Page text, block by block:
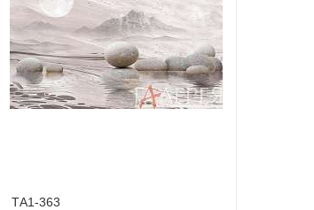
ТА1-363